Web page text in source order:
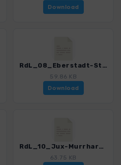
Download
RdL_08_Eberstadt-Steinknickle_4515_1.gpx
59.86 KB
Download
RdL_10_Jux-Murrhardt_4515_1.gpx
63.75 KB